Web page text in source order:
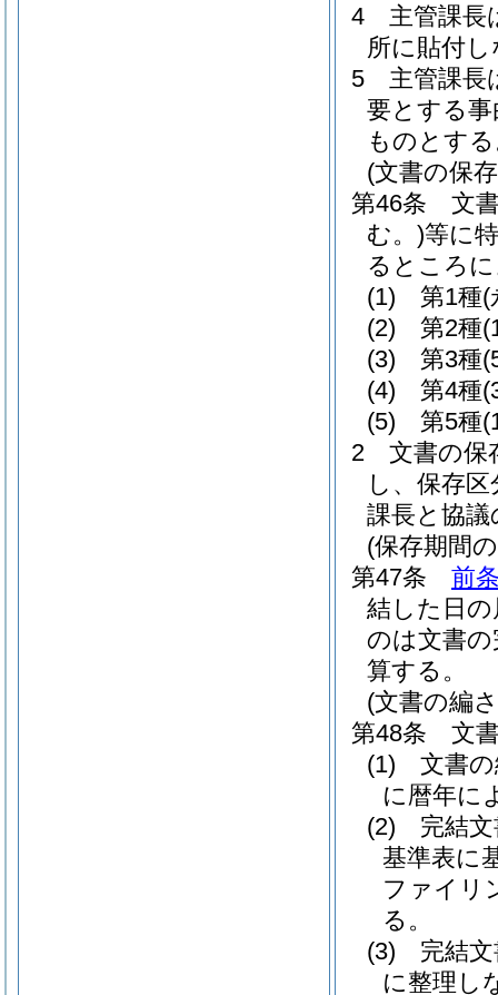
4
主管課長
所に貼付
5
主管課長
要とする
ものとす
(文書の保
第46条
文
む。)等に
るところ
(1)
第1種(
(2)
第2種
(3)
第3種
(4)
第4種
(5)
第5種
2
文書の保
し、保存
課長と協
(保存期間
第47条
前
結した日
のは文書
算する。
(文書の編
第48条
文
(1)
文書
に暦年に
(2)
完結
基準表に
ファイリ
る。
(3)
完結
に整理し